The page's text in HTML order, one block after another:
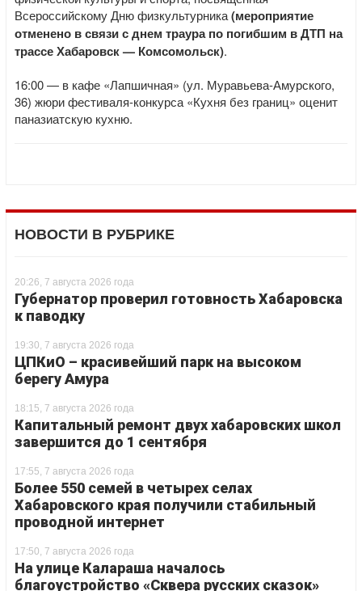
Всероссийскому Дню физкультурника(мероприятие
отменено в связи с днем траура по погибшим в ДТП на
трассе Хабаровск — Комсомольск).
16:00 — в кафе «Лапшичная» (ул. Муравьева-Амурского,
36) жюри фестиваля-конкурса «Кухня без границ» оценит
паназиатскую кухню.
НОВОСТИ В РУБРИКЕ
20:26, 7 августа 2026 года
Губернатор проверил готовность Хабаровска
к паводку
19:30, 7 августа 2026 года
ЦПКиО – красивейший парк на высоком
берегу Амура
18:15, 7 августа 2026 года
Капитальный ремонт двух хабаровских школ
завершится до 1 сентября
17:55, 7 августа 2026 года
Более 550 семей в четырех селах
Хабаровского края получили стабильный
проводной интернет
17:50, 7 августа 2026 года
На улице Калараша началось
благоустройство «Сквера русских сказок»